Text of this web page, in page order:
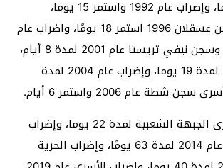
1991 لمدة 17 يوما، وإضراب عام 1992 واستمر 15 يوما،
وإضراب أسرى سجن عسقلان 1996 استمر 18 يومًا، واضراب عام
2000 لمدة شهر، وسجن نيفي تريستا عام 2001 لمدة 8 أيام،
واضراب عام 2004 لمدة 19 يوما، وإضراب عام 2004 لمدة
عام 2006 واستمر 6 أيام.
وكذلك إضراب أسرى الجبهة الشعبية لمدة 22 يوما، وإضراب
الأسرى الاداريين، عام 2014 لمدة 63 يومًا، وإضراب الحرية